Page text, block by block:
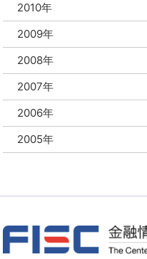
2010年
2009年
2008年
2007年
2006年
2005年